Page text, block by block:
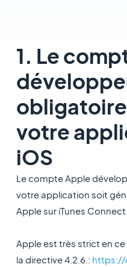
1. Le
votre
iOS
Le compte Apple
votre application soit
Apple sur iTunes Connect.
Apple est très strict en
la directive 4.2.6.: https://